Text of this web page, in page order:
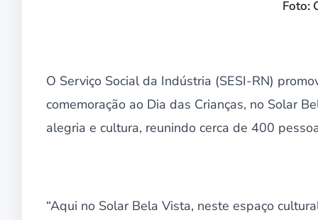
Foto:
O Serviço Social da Indústria (SESI-RN)
comemoração ao Dia das Crianças, no Solar
alegria e cultura, reunindo cerca de 400
“Aqui no Solar Bela Vista, neste espaço